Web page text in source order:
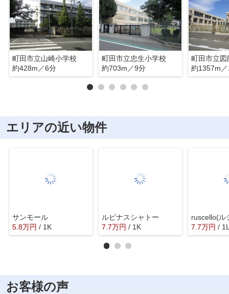
町田市立山崎小学校
約428m／6分
町田市立忠生小学校
約703m／9分
町田市立図
約1357m
エリアの近い物件
サンモール
5.8万円 / 1K
ルピナスシャトー
7.7万円 / 1K
ruscello(ル
7.7万円 /
お客様の声